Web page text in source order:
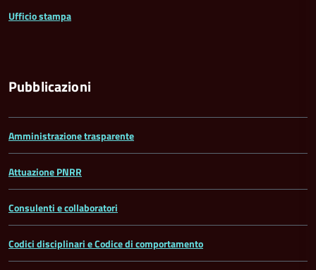
Ufficio stampa
Pubblicazioni
Amministrazione trasparente
Attuazione PNRR
Consulenti e collaboratori
Codici disciplinari e Codice di comportamento